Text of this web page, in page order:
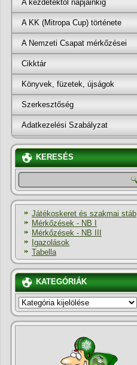
A kezdetektől napjainkig
A KK (Mitropa Cup) története
A Nemzeti Csapat mérkőzései
Cikktár
Könyvek, füzetek, újságok
Szerkesztőség
Adatkezelési Szabályzat
KERESÉS
Játékoskeret és szakmai stáb
Mérkőzések - NB I
Mérkőzések - NB III
Igazolások
Tabella
KATEGÓRIÁK
KATEGÓRIÁK